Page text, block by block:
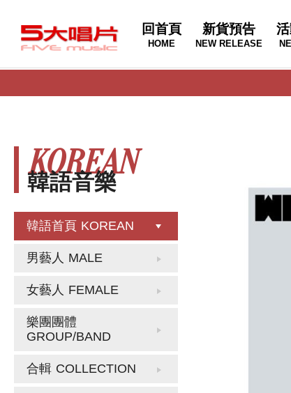
回首頁
HOME
新貨預告
NEW RELEASE
韓語音樂
KOREAN
韓語首頁 KOREAN
男藝人 MALE
女藝人 FEMALE
樂團團體
GROUP/BAND
合輯 COLLECTION